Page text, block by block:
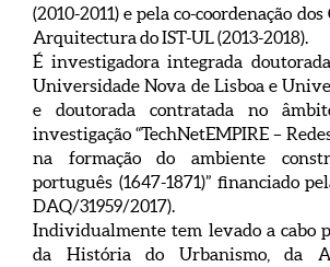
(2010-2011) e pela co-coordenação
Arquitectura do IST-UL (2013-2018).
É investigadora integrada
Universidade Nova de Lisboa e
e doutorada contratada no
investigação “TechNetEMPIRE –
na formação do ambiente
português (1647-1871)” financiado
DAQ/31959/2017).
Individualmente tem levado a cabo
da História do Urbanismo, da